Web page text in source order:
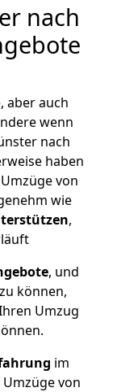
nach
aber auch
wenn
nach
haben
von
wie
,
, und
können,
Umzug
im
von